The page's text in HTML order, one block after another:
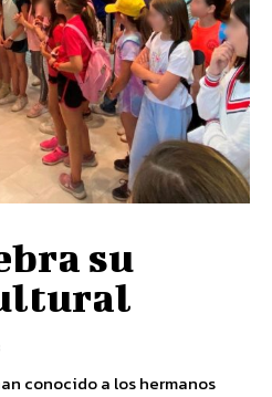
su
conocido a los hermanos